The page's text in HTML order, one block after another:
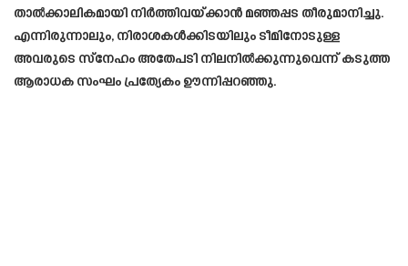
താൽക്കാലികമായി നിർത്തിവയ്ക്കാൻ മഞ്ഞപ്പട തീരുമാനിച്ചു.
എന്നിരുന്നാലും, നിരാശകൾക്കിടയിലും ടീമിനോടുള്ള
അവരുടെ സ്നേഹം അതേപടി നിലനിൽക്കുന്നുവെന്ന് കടുത്ത
ആരാധക സംഘം പ്രത്യേകം ഊന്നിപ്പറഞ്ഞു.